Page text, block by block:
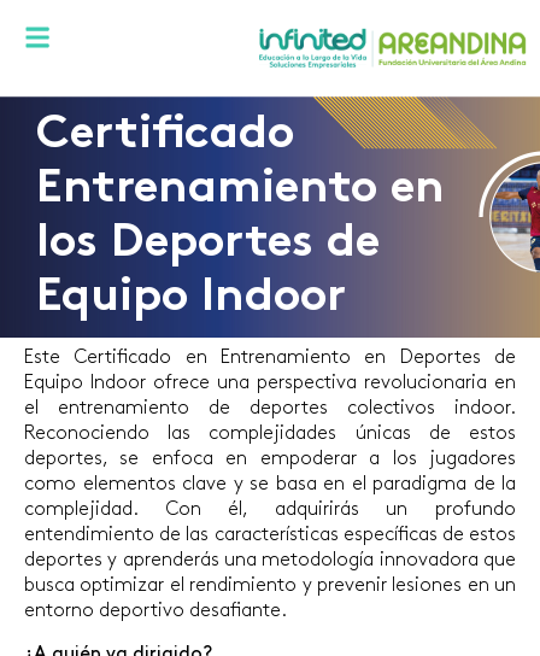
Certificado
Entrenamiento en
los Deportes de
Equipo Indoor
Este Certificado en Entrenamiento en Deportes de
Equipo Indoor ofrece una perspectiva revolucionaria en
el entrenamiento de deportes colectivos indoor.
Reconociendo las complejidades únicas de estos
deportes, se enfoca en empoderar a los jugadores
como elementos clave y se basa en el paradigma de la
complejidad. Con él, adquirirás un profundo
entendimiento de las características específicas de estos
deportes y aprenderás una metodología innovadora que
busca optimizar el rendimiento y prevenir lesiones en un
entorno deportivo desafiante.